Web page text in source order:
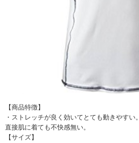
【商品特徴】
・ストレッチが良く効いてとても動きやすい。
直接肌に着ても不快感無い。
【サイズ】